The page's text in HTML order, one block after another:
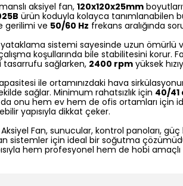
aksiyel fan,120x120x25mm
ürün koduyla kolayca tanımlanabilen
gerilimi ve 50/60 Hz frekans aralığında
yataklama sistemi sayesinde uzun ömürlü
koşullarında bile stabilitesini korur.
sağlarken, 2400 rpm yüksek
ile ortamınızdaki hava
sağlar. Minimum rahatsızlık için 40/41
onu hem ev hem de ofis ortamları için
yapısıyla dikkat çeker.
Aksiyel Fan, sunucular, kontrol panoları,
sistemler için ideal bir soğutma
hem profesyonel hem de hobi